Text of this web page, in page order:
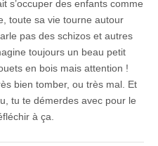
s’occuper des enfants comme
toute sa vie tourne autour
pas des schizos et autres
toujours un beau petit
en bois mais attention !
bien tomber, ou très mal. Et
tu te démerdes avec pour le
à ça.